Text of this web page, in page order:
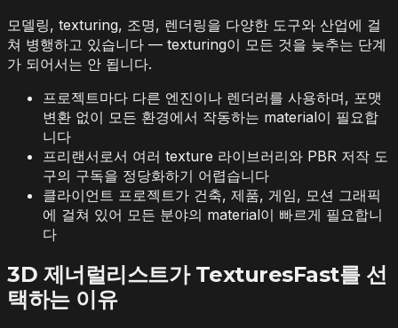
모델링, texturing, 조명, 렌더링을 다양한 도구와 산업에 걸
쳐 병행하고 있습니다 — texturing이 모든 것을 늦추는 단계
가 되어서는 안 됩니다.
프로젝트마다 다른 엔진이나 렌더러를 사용하며, 포맷
변환 없이 모든 환경에서 작동하는 material이 필요합
니다
프리랜서로서 여러 texture 라이브러리와 PBR 저작 도
구의 구독을 정당화하기 어렵습니다
클라이언트 프로젝트가 건축, 제품, 게임, 모션 그래픽
에 걸쳐 있어 모든 분야의 material이 빠르게 필요합니
다
3D 제너럴리스트가 TexturesFast를 선
택하는 이유